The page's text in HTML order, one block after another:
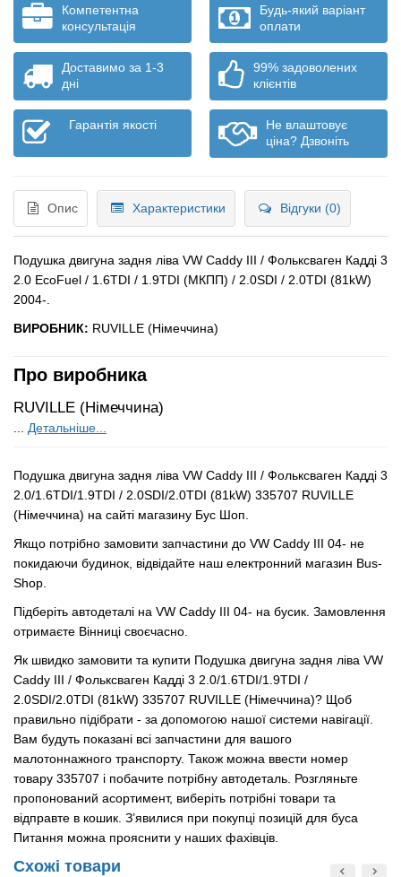
Компетентна
консультація
Будь-який варіант
оплати
Доставимо за 1-3
дні
99% задоволених
клієнтів
Гарантія якості
Не влаштовує
ціна? Дзвоніть
Опис Характеристики Відгуки (0)
Подушка двигуна задня ліва VW Caddy III / Фольксваген Кадді 3
2.0 EcoFuel / 1.6TDI / 1.9TDI (МКПП) / 2.0SDI / 2.0TDI (81kW)
2004-.
ВИРОБНИК: RUVILLE (Німеччина)
Про виробника
RUVILLE (Німеччина)
Детальніше...
Подушка двигуна задня ліва VW Caddy III / Фольксваген Кадді 3
2.0/1.6TDI/1.9TDI / 2.0SDI/2.0TDI (81kW) 335707 RUVILLE
(Німеччина) на сайті магазину Бус Шоп.
Якщо потрібно замовити запчастини до VW Caddy III 04- не
покидаючи будинок, відвідайте наш електронний магазин Bus-
Shop.
Підберіть автодеталі на VW Caddy III 04- на бусик. Замовлення
отримаєте Вінниці своєчасно.
Як швидко замовити та купити Подушка двигуна задня ліва VW
Caddy III / Фольксваген Кадді 3 2.0/1.6TDI/1.9TDI /
2.0SDI/2.0TDI (81kW) 335707 RUVILLE (Німеччина)? Щоб
правильно підібрати - за допомогою нашої системи навігації.
Вам будуть показані всі запчастини для вашого
малотоннажного транспорту. Також можна ввести номер
товару 335707 і побачите потрібну автодеталь. Розгляньте
пропонований асортимент, виберіть потрібні товари та
відправте в кошик. З’явилися при покупці позицій для буса
Питання можна прояснити у наших фахівців.
Схожі товари